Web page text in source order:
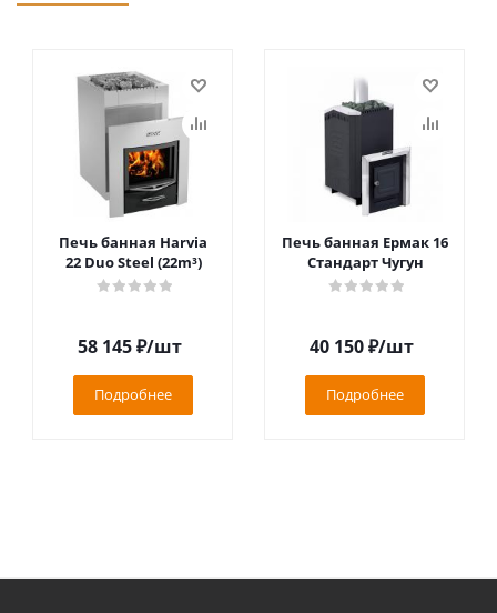
Печь банная Harvia
22 Duo Steel (22m³)
58 145₽/шт
Подробнее
Печь банная Ермак 16
Стандарт Чугун
40 150₽/шт
Подробнее